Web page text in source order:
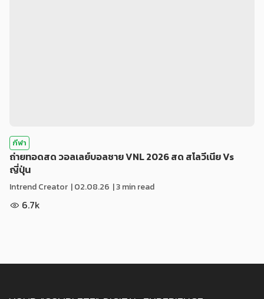
กีฬา
ถ่ายทอดสด วอลเลย์บอลชาย VNL 2026 สด สโลวีเนีย Vs
ญี่ปุ่น
Intrend Creator |02.08.26 | 3 min read
6.7k